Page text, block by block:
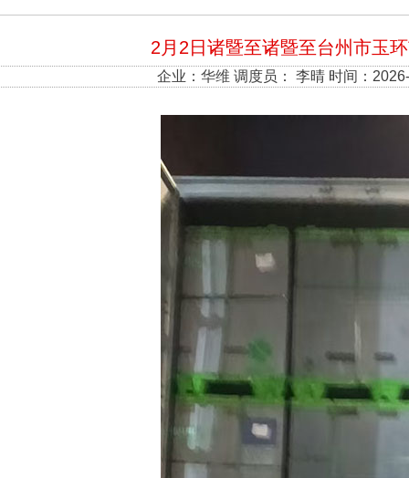
2月2日诸暨至诸暨至台州市玉
企业： 华维 调度员： 李晴 时间：